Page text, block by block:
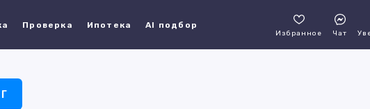
Проверка Ипотека AI подбор
Избранное Чат